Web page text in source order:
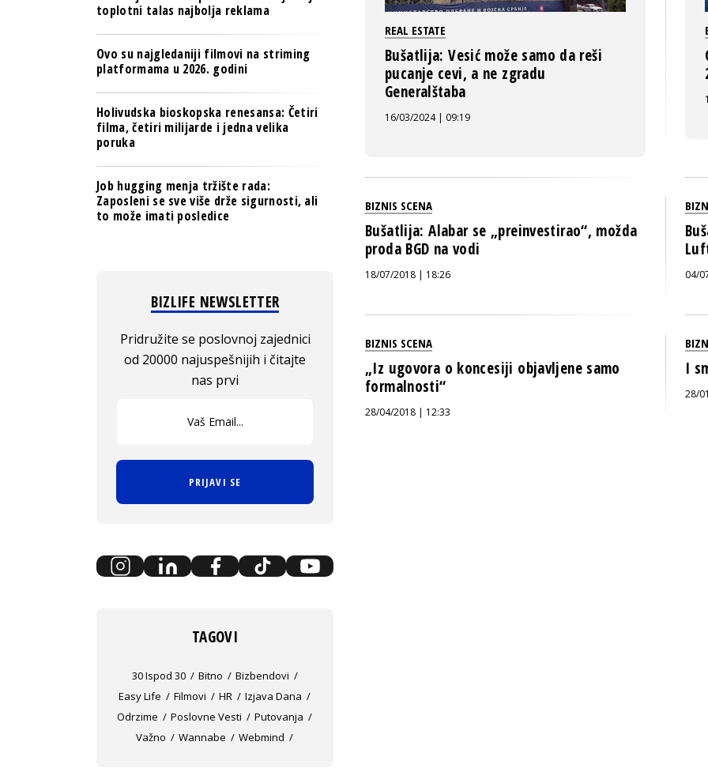
REAL ESTATE
Bušatlija: Vesić može samo da reši
pucanje cevi, a ne zgradu
Generalštaba
16/03/2024 | 09:19
BIZNIS SCENA
Bušatlija: Alabar se „preinvestirao“, možda
proda BGD na vodi
18/07/2018 | 18:26 04/
BIZNIS SCENA
„Iz ugovora o koncesiji objavljene samo
formalnosti“
28/04/2018 | 12:33
I
28/
toplotni talas najbolja reklama
Ovo su najgledaniji filmovi na striming
platformama u 2026. godini
Holivudska bioskopska renesansa: Četiri
filma, četiri milijarde i jedna velika
poruka
Job hugging menja tržište rada:
Zaposleni se sve više drže sigurnosti, ali
to može imati posledice
BIZLIFE NEWSLETTER
Pridružite se poslovnoj zajednici
od 20000 najuspešnijih i čitajte
nas prvi
PRIJAVI SE
TAGOVI
30 Ispod 30 Bitno
Bizbendovi
Easy Life
Filmovi HR
Izjava Dana
Odrzime
Poslovne Vesti
Putovanja
Važno
Wannabe Webmind